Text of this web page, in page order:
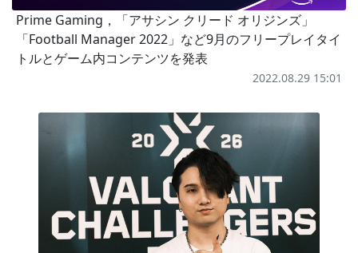
Prime Gaming，「アサシン クリード オリジンズ」
「Football Manager 2022」など9月のフリープレイタイ
トルとゲーム内コンテンツを発表
2022.08.29 15:01